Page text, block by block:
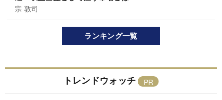
宗 敦司
ランキング一覧
トレンドウォッチ